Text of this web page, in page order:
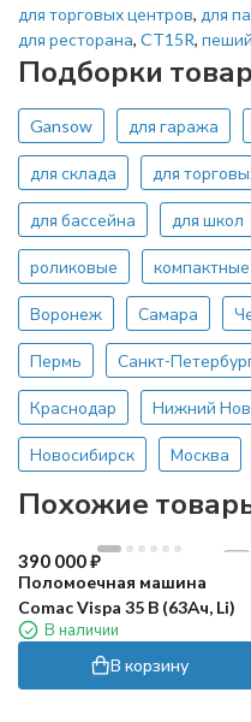
для торговых центров, для
для ресторана, CT15R,
Подборки
Gansow для гаража
для склада для
для бассейна для школ
роликовые компактные
Воронеж Самара
Пермь Санкт-
Краснодар Нижний
Новосибирск Москва
Похожие
390 000₽
Поломоечная машина
Comac Vispa 35 В (63Ач, Li)
В наличии
В корзину